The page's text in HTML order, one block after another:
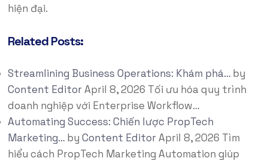
hiện đại.
Related Posts:
Streamlining Business Operations: Khám phá…by
Content EditorApril 8, 2026 Tối ưu hóa quy trình
doanh nghiệp với Enterprise Workflow…
Automating Success: Chiến lược PropTech
Marketing…by Content EditorApril 8, 2026 Tìm
hiểu cách PropTech Marketing Automation giúp